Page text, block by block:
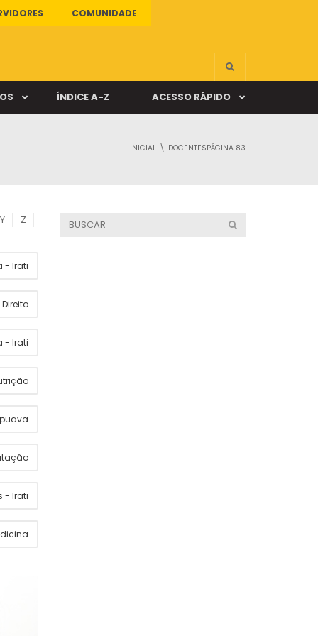
COMUNIDADE
ÍNDICE A-Z ACESSO RÁPIDO
INICIAL DOCENTESPÁGINA 83
Y Z
- Irati
Direito
- Irati
- Irati